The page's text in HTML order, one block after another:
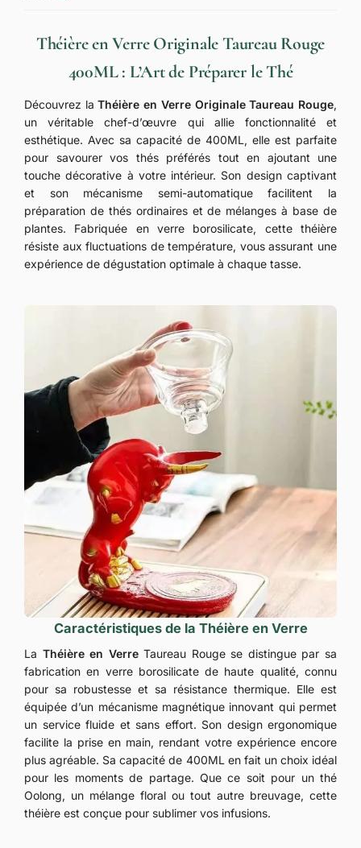
Théière en Verre Originale Taureau Rouge
400ML : L’Art de Préparer le Thé
Découvrez laThéière en Verre Originale Taureau Rouge,
un véritable chef-d’œuvre qui allie fonctionnalité et
esthétique. Avec sa capacité de 400ML, elle est parfaite
pour savourer vos thés préférés tout en ajoutant une
touche décorative à votre intérieur. Son design captivant
et son mécanisme semi-automatique facilitent la
préparation de thés ordinaires et de mélanges à base de
plantes. Fabriquée en verre borosilicate, cette théière
résiste aux fluctuations de température, vous assurant une
expérience de dégustation optimale à chaque tasse.
Caractéristiques de la Théière en Verre
La Théière en VerreTaureau Rouge se distingue par sa
fabrication en verre borosilicate de haute qualité, connu
pour sa robustesse et sa résistance thermique. Elle est
équipée d’un mécanisme magnétique innovant qui permet
un service fluide et sans effort. Son design ergonomique
facilite la prise en main, rendant votre expérience encore
plus agréable. Sa capacité de 400ML en fait un choix idéal
pour les moments de partage. Que ce soit pour un thé
Oolong, un mélange floral ou tout autre breuvage, cette
théière est conçue pour sublimer vos infusions.